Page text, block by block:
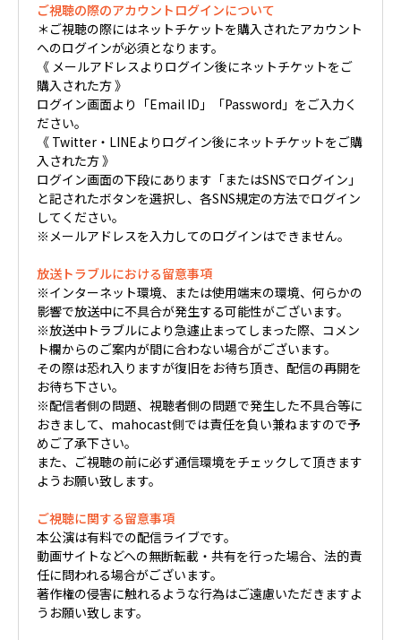
ご視聴の際のアカウントログインについて
＊ご視聴の際にはネットチケットを購入されたアカウント
へのログインが必須となります。
《 メールアドレスよりログイン後にネットチケットをご
購入された方 》
ログイン画面より「Email ID」「Password」をご入力く
ださい。
《 Twitter・LINEよりログイン後にネットチケットをご購
入された方 》
ログイン画面の下段にあります「またはSNSでログイン」
と記されたボタンを選択し、各SNS規定の方法でログイン
してください。
※メールアドレスを入力してのログインはできません。
放送トラブルにおける留意事項
※インターネット環境、または使用端末の環境、何らかの
影響で放送中に不具合が発生する可能性がございます。
※放送中トラブルにより急遽止まってしまった際、コメン
ト欄からのご案内が間に合わない場合がございます。
その際は恐れ入りますが復旧をお待ち頂き、配信の再開を
お待ち下さい。
※配信者側の問題、視聴者側の問題で発生した不具合等に
おきまして、mahocast側では責任を負い兼ねますので予
めご了承下さい。
また、ご視聴の前に必ず通信環境をチェックして頂きます
ようお願い致します。
ご視聴に関する留意事項
本公演は有料での配信ライブです。
動画サイトなどへの無断転載・共有を行った場合、法的責
任に問われる場合がございます。
著作権の侵害に触れるような行為はご遠慮いただきますよ
うお願い致します。